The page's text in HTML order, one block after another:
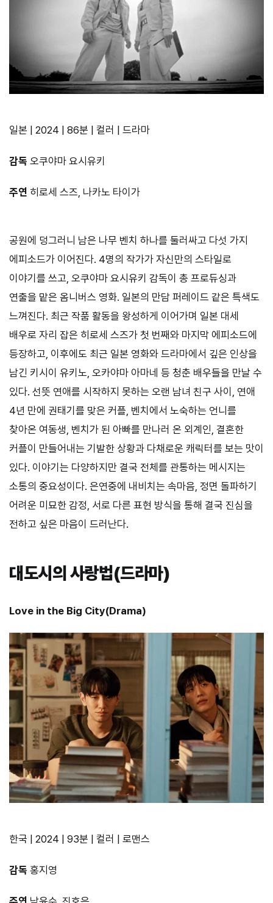
일본 | 2024 | 86분 | 컬러 | 드라마
감독 오쿠야마 요시유키
주연 히로세 스즈, 나카노 타이가
공원에 덩그러니 남은 나무 벤치 하나를 둘러싸고 다섯 가지
에피소드가 이어진다. 4명의 작가가 자신만의 스타일로
이야기를 쓰고, 오쿠야마 요시유키 감독이 총 프로듀싱과
연출을 맡은 옴니버스 영화. 일본의 만담 퍼레이드 같은 특색도
느껴진다. 최근 작품 활동을 왕성하게 이어가며 일본 대세
배우로 자리 잡은 히로세 스즈가 첫 번째와 마지막 에피소드에
등장하고, 이후에도 최근 일본 영화와 드라마에서 깊은 인상을
남긴 키시이 유키노, 오카야마 아마네 등 청춘 배우들을 만날 수
있다. 선뜻 연애를 시작하지 못하는 오랜 남녀 친구 사이, 연애
4년 만에 권태기를 맞은 커플, 벤치에서 노숙하는 언니를
찾아온 여동생, 벤치가 된 아빠를 만나러 온 외계인, 결혼한
커플이 만들어내는 기발한 상황과 다채로운 캐릭터를 보는 맛이
있다. 이야기는 다양하지만 결국 전체를 관통하는 메시지는
소통의 중요성이다. 은연중에 내비치는 속마음, 정면 돌파하기
어려운 미묘한 감정, 서로 다른 표현 방식을 통해 결국 진심을
전하고 싶은 마음이 드러난다.
대도시의 사랑법(드라마)
Love in the Big City(Drama)
한국 | 2024 | 93분 | 컬러 | 로맨스
감독 홍지영